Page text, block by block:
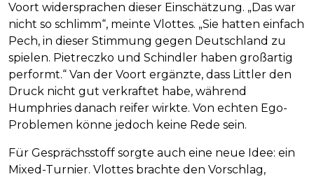
Voort widersprachen dieser Einschätzung. „Das war
nicht so schlimm“, meinte Vlottes. „Sie hatten einfach
Pech, in dieser Stimmung gegen Deutschland zu
spielen. Pietreczko und Schindler haben großartig
performt.“ Van der Voort ergänzte, dass Littler den
Druck nicht gut verkraftet habe, während
Humphries danach reifer wirkte. Von echten Ego-
Problemen könne jedoch keine Rede sein.
Für Gesprächsstoff sorgte auch eine neue Idee: ein
Mixed-Turnier. Vlottes brachte den Vorschlag,